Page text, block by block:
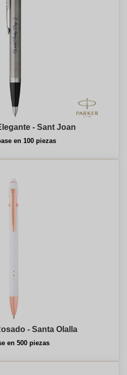
- Sant Joan
en 100 piezas
- Santa Olalla
en 500 piezas